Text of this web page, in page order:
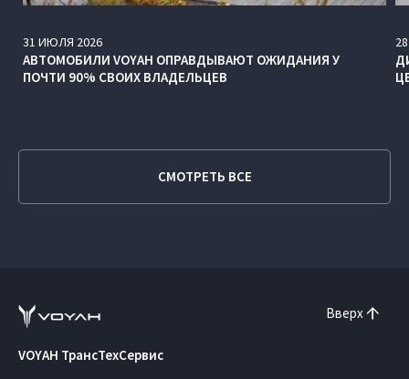
31 ИЮЛЯ 2026
АВТОМОБИЛИ VOYAH ОПРАВДЫВАЮТ ОЖИДАНИЯ У
ПОЧТИ 90% СВОИХ ВЛАДЕЛЬЦЕВ
28
СМОТРЕТЬ ВСЕ
Вверх
VOYAH ТрансТехСервис